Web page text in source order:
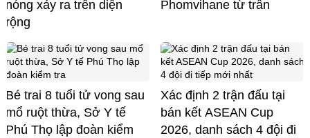
nóng xảy ra trên diện
rộng
Phomvihane từ trần
Bé trai 8 tuổi tử vong sau
mổ ruột thừa, Sở Y tế
Phú Thọ lập đoàn kiểm
Xác định 2 trận đấu tại
bán kết ASEAN Cup
2026, danh sách 4 đội đi